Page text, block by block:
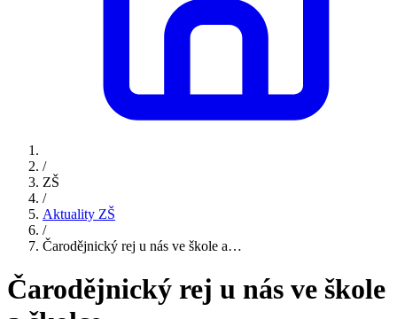
/
ZŠ
/
Aktuality ZŠ
/
Čarodějnický rej u nás ve škole a…
Čarodějnický rej u nás ve škole